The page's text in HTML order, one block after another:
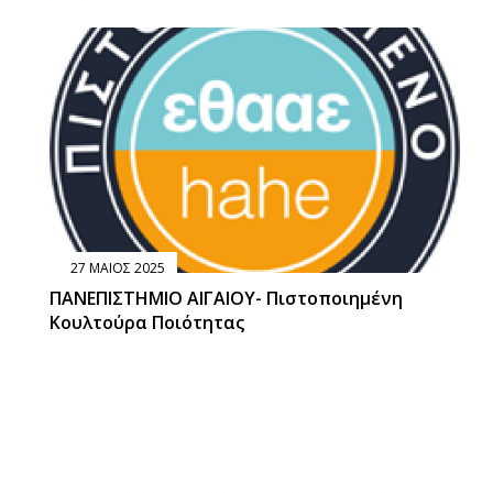
27 ΜΑΙΟΣ 2025
ΠΑΝΕΠΙΣΤΗΜΙΟ ΑΙΓΑΙΟΥ- Πιστοποιημένη
Κουλτούρα Ποιότητας